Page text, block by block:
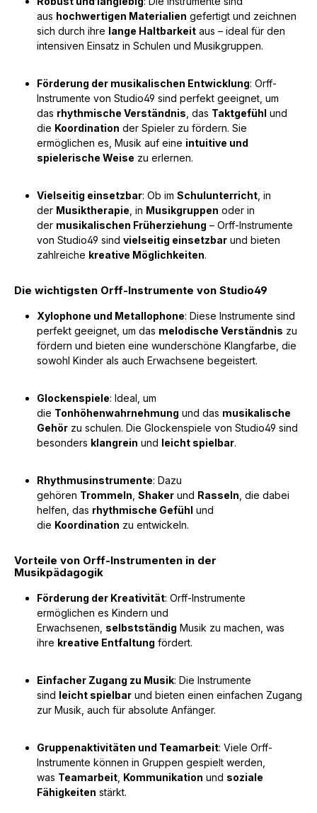
aus hochwertigen Materialien gefertigt und zeichnen
sich durch ihre lange Haltbarkeit aus – ideal für den
intensiven Einsatz in Schulen und Musikgruppen.
Förderung der musikalischen Entwicklung: Orff-
Instrumente von Studio49 sind perfekt geeignet, um
das rhythmische Verständnis , das Taktgefühl und
die Koordination der Spieler zu fördern. Sie
ermöglichen es, Musik auf eine intuitive und
spielerische Weise zu erlernen.
Vielseitig einsetzbar: Ob im Schulunterricht , in
der Musiktherapie , in Musikgruppen oder in
der musikalischen Früherziehung – Orff-Instrumente
von Studio49 sind vielseitig einsetzbar und bieten
zahlreiche kreative Möglichkeiten.
Die wichtigsten Orff-Instrumente von Studio49
Xylophone und Metallophone: Diese Instrumente sind
perfekt geeignet, um das melodische Verständnis zu
fördern und bieten eine wunderschöne Klangfarbe, die
sowohl Kinder als auch Erwachsene begeistert.
Glockenspiele: Ideal, um
die Tonhöhenwahrnehmung und das musikalische
Gehör zu schulen. Die Glockenspiele von Studio49 sind
besonders klangrein und leicht spielbar.
Rhythmusinstrumente: Dazu
gehören Trommeln Shaker und Rasseln , die dabei
helfen, das rhythmische Gefühl und
die Koordination zu entwickeln.
Vorteile von Orff-Instrumenten in der
Musikpädagogik
Förderung der Kreativität: Orff-Instrumente
ermöglichen es Kindern und
Erwachsenen, selbstständig Musik zu machen, was
ihre kreative Entfaltung fördert.
Einfacher Zugang zu Musik: Die Instrumente
sind leicht spielbar und bieten einen einfachen Zugang
zur Musik, auch für absolute Anfänger.
Gruppenaktivitäten und Teamarbeit: Viele Orff-
Instrumente können in Gruppen gespielt werden,
was Teamarbeit Kommunikation und soziale
Fähigkeiten stärkt.